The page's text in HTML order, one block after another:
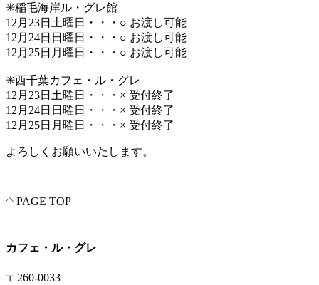
✳︎稲毛海岸ル・グレ館
12月23日土曜日・・・○ お渡し可能
12月24日日曜日・・・○ お渡し可能
12月25日月曜日・・・○ お渡し可能
✳︎西千葉カフェ・ル・グレ
12月23日土曜日・・・× 受付終了
12月24日日曜日・・・× 受付終了
12月25日月曜日・・・× 受付終了
よろしくお願いいたします。
PAGE TOP
カフェ・ル・グレ
〒260-0033